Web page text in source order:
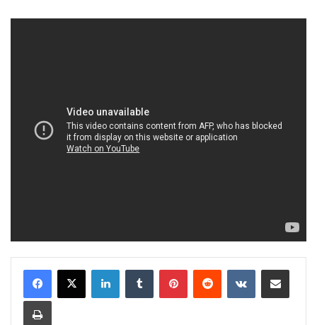
LinkedInTumblr PinterestReddit VKontakteShare via Email
Print